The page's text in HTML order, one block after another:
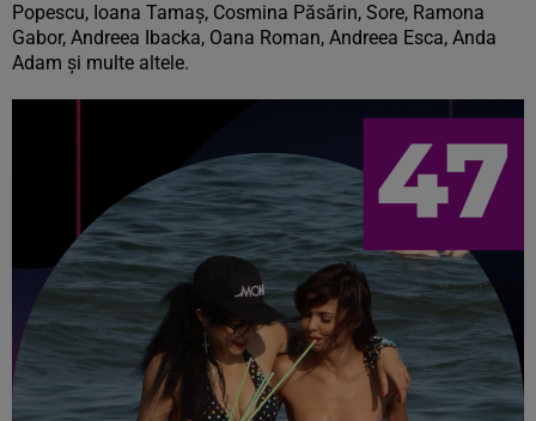
Popescu, Ioana Tamaș, Cosmina Păsărin, Sore, Ramona
Gabor, Andreea Ibacka, Oana Roman, Andreea Esca, Anda
Adam și multe altele.